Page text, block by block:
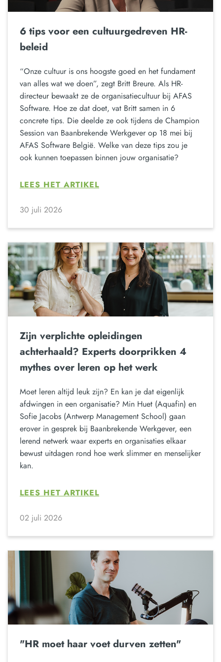
6 tips voor een cultuurgedreven HR-
beleid
“Onze cultuur is ons hoogste goed en het fundament
van alles wat we doen”, zegt Britt Breure. Als HR-
directeur bewaakt ze de organisatiecultuur bij AFAS
Software. Hoe ze dat doet, vat Britt samen in 6
concrete tips. Die deelde ze ook tijdens de Champion
Session van Baanbrekende Werkgever op 18 mei bij
AFAS Software België. Welke van deze tips zou je
ook kunnen toepassen binnen jouw organisatie?
LEES HET ARTIKEL
30 juli 2026
Zijn verplichte opleidingen
achterhaald? Experts doorprikken 4
mythes over leren op het werk
Moet leren altijd leuk zijn? En kan je dat eigenlijk
afdwingen in een organisatie? Min Huet (Aquafin) en
Sofie Jacobs (Antwerp Management School) gaan
erover in gesprek bij Baanbrekende Werkgever, een
lerend netwerk waar experts en organisaties elkaar
bewust uitdagen rond hoe werk slimmer en menselijker
kan.
LEES HET ARTIKEL
02 juli 2026
"HR moet haar voet durven zetten"